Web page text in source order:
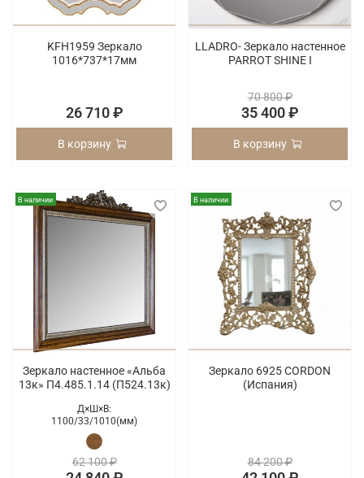
KFH1959 Зеркало
1016*737*17мм
26 710 ₽
В корзину
LLADRO- Зеркало настенное
PARROT SHINE I
70 800 ₽
35 400 ₽
В корзину
В наличии
Зеркало настенное «Альба
13к» П4.485.1.14 (П524.13к)
Д×Ш×В:
1100/33/1010(мм)
62 100 ₽
В наличии
Зеркало 6925 CORDON
(Испания)
84 200 ₽